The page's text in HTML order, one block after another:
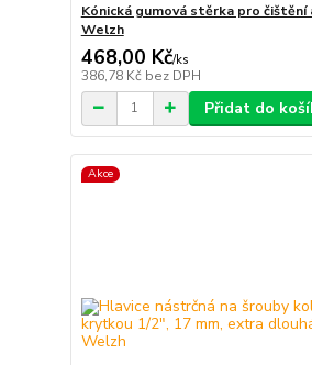
Kónická gumová stěrka pro čištění
Welzh
468,00 Kč/ks
386,78 Kč bez DPH
Přidat do
Akce